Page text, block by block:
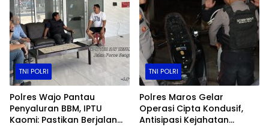
TNI POLRI
Polres Wajo Pantau
Penyaluran BBM, IPTU
Kaomi: Pastikan Berjalan
TNI POLRI
Polres Maros Gelar
Operasi Cipta Kondusif,
Antisipasi Kejahatan